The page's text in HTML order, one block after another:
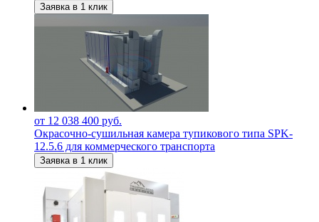
Заявка в 1 клик
от 12 038 400 руб.
Окрасочно-сушильная камера тупикового типа SPK-
12.5.6 для коммерческого транспорта
Заявка в 1 клик